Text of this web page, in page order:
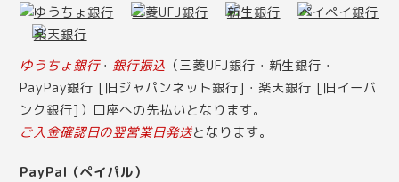
ゆうちょ銀行・ 銀行振込 （三菱UFJ銀行・新生銀行・
PayPay銀行 [旧ジャパンネット銀行]・楽天銀行 [旧イーバ
ンク銀行]）口座への先払いとなります。
ご入金確認日の翌営業日発送となります。
PayPal（ペイパル）